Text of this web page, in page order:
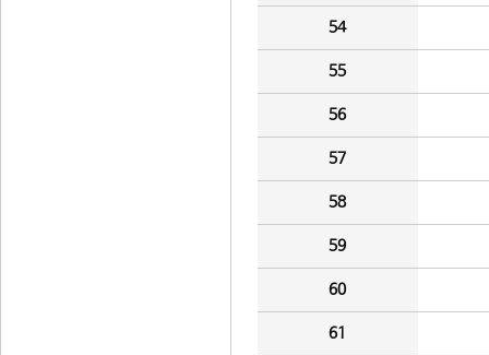
54
55
56
57
58
59
60
61